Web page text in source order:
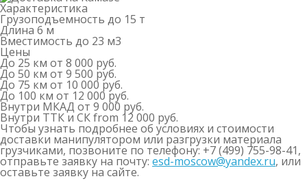
Характеристика
Грузоподъемность до 15 т
Длина 6 м
Вместимость до 23 м3
Цены
До 25 км от 8 000 руб.
До 50 км от 9 500 руб.
До 75 км от 10 000 руб.
До 100 км от 12 000 руб.
Внутри МКАД от 9 000 руб.
Внутри ТТК и СКfrom 12 000 руб.
Чтобы узнать подробнее об условиях и стоимости
доставки манипулятором или разгрузки материала
грузчиками, позвоните по телефону: +7 (499) 755-98-41,
отправьте заявку на почту: esd-moscow@yandex.ru, или
оставьте заявку на сайте.